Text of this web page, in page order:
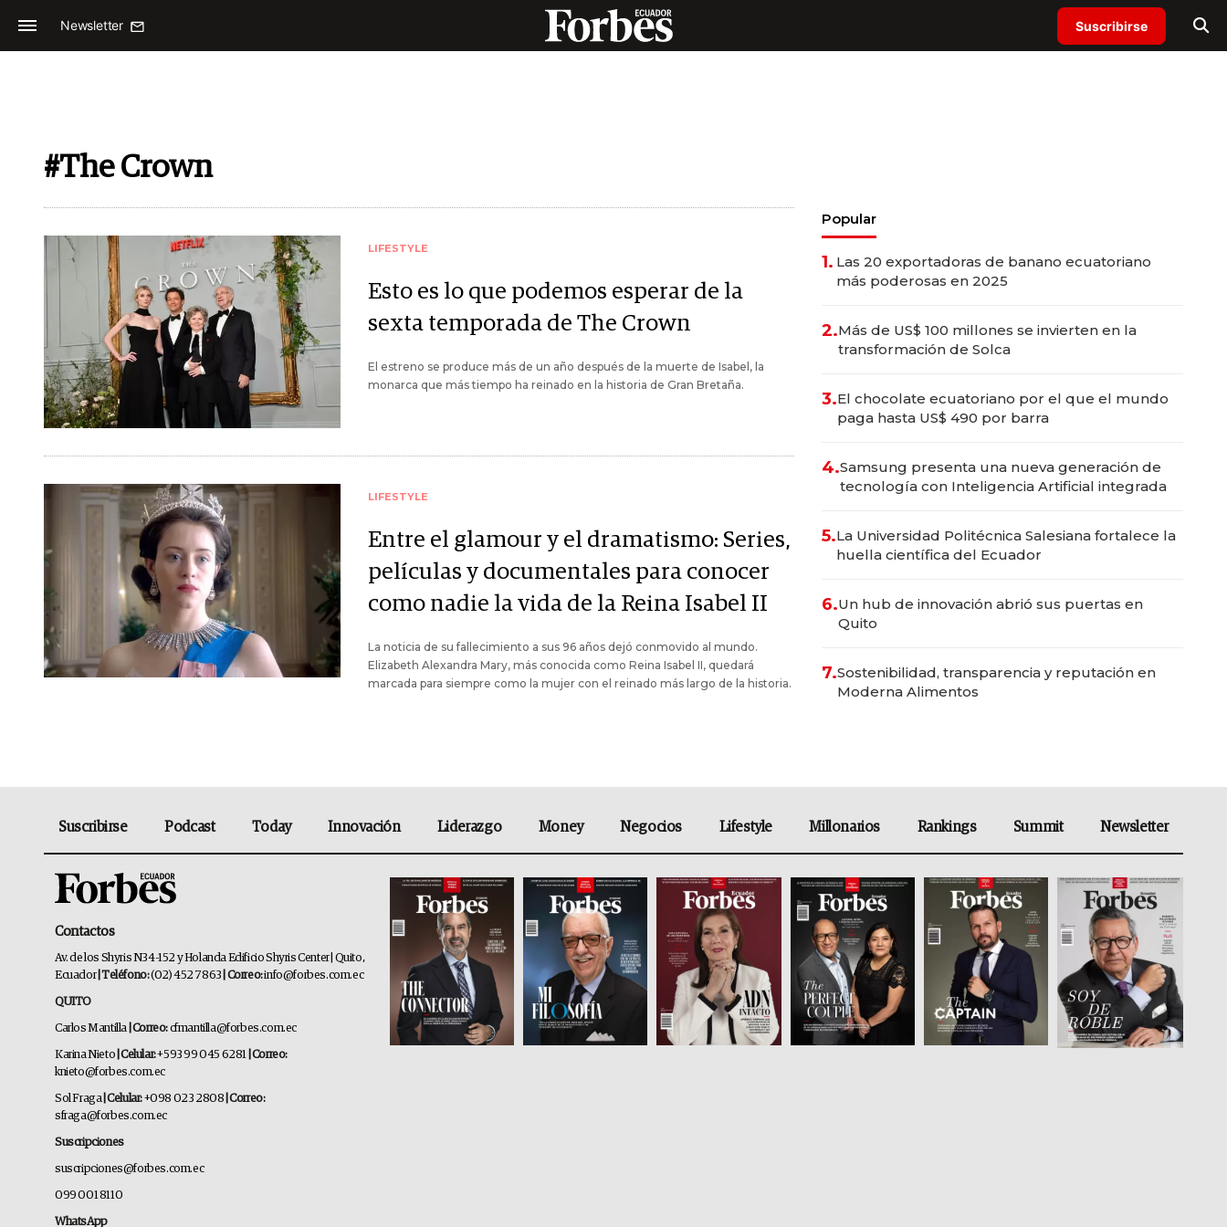
Newsletter Suscribirse
#The Crown
LIFESTYLE
Esto es lo que podemos esperar de la
sexta temporada de The Crown
El estreno se produce más de un año después de la muerte de Isabel, la
monarca que más tiempo ha reinado en la historia de Gran Bretaña.
LIFESTYLE
Entre el glamour y el dramatismo: Series,
películas y documentales para conocer
como nadie la vida de la Reina Isabel II
La noticia de su fallecimiento a sus 96 años dejó conmovido al mundo.
Elizabeth Alexandra Mary, más conocida como Reina Isabel II, quedará
marcada para siempre como la mujer con el reinado más largo de la historia.
Popular
1. Las 20 exportadoras de banano ecuatoriano
más poderosas en 2025
2.Más de US$ 100 millones se invierten en la
transformación de Solca
3.El chocolate ecuatoriano por el que el mundo
paga hasta US$ 490 por barra
4.Samsung presenta una nueva generación de
tecnología con Inteligencia Artificial integrada
5.La Universidad Politécnica Salesiana fortalece la
huella científica del Ecuador
6.Un hub de innovación abrió sus puertas en
Quito
7.Sostenibilidad, transparencia y reputación en
Moderna Alimentos
Suscribirse Podcast Today Innovación Liderazgo Money Negocios Lifestyle Millonarios Rankings Summit Newsletter
Contactos
Av. de los Shyris N34-152 y Holanda Edificio Shyris Center | Quito,
Ecuador | Teléfono:(02) 452 7863 | Correo:info@forbes.com.ec
QUITO
Carlos Mantilla | Correo:cfmantilla@forbes.com.ec
Karina Nieto | Celular:+593 99 045 6281
| Correo:
knieto@forbes.com.ec
Sol Fraga | Celular:+098 023 2808 | Correo:
sfraga@forbes.com.ec
Suscripciones
suscripciones@forbes.com.ec
099 001 8110
WhatsApp